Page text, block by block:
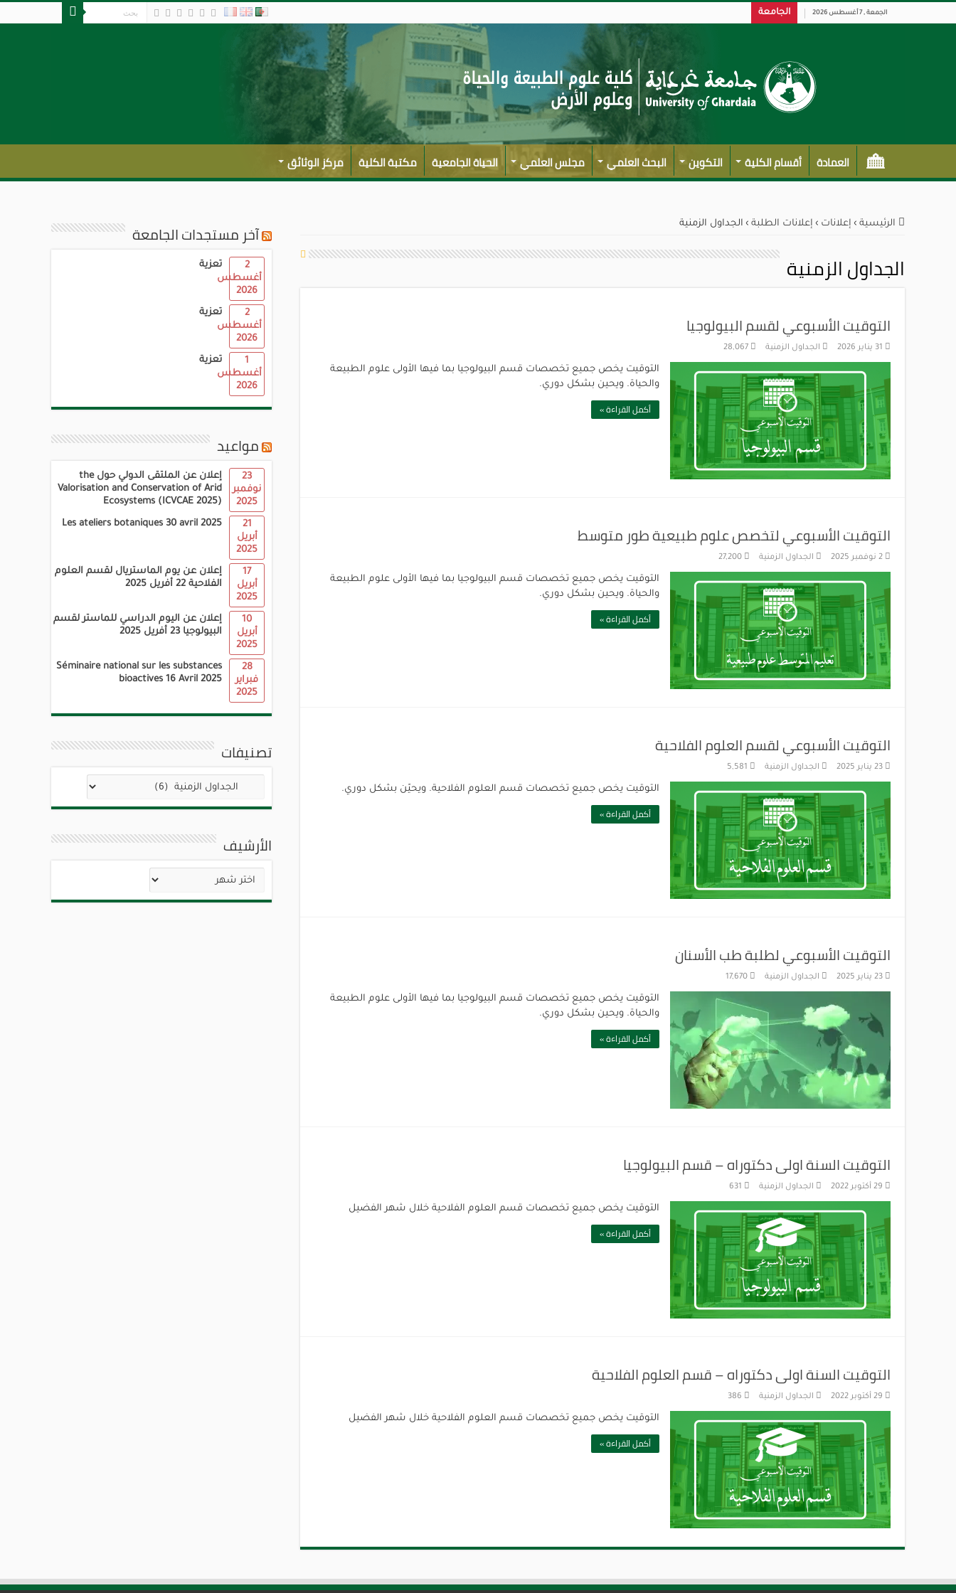
الجمعة , 7 أغسطس 2026 الجامعة
العمادة أقسام الكلية التكوين البحث العلمي مجلس العلمي الحياة الجامعية مكتبة الكلية مركز الوثائق
الرئيسية › إعلانات › إعلانات الطلبة › الجداول الزمنية
الجداول الزمنية
التوقيت الأسبوعي لقسم البيولوجيا
31 يناير 2026 الجداول الزمنية 28,067
التوقيت يخص جميع تخصصات قسم البيولوجيا بما فيها الأولى علوم الطبيعة
والحياة. ويحين بشكل دوري.
أكمل القراءة »
التوقيت الأسبوعي لتخصص علوم طبيعية طور متوسط
2 نوفمبر 2025 الجداول الزمنية 27,200
التوقيت يخص جميع تخصصات قسم البيولوجيا بما فيها الأولى علوم الطبيعة
والحياة. ويحين بشكل دوري.
أكمل القراءة »
التوقيت الأسبوعي لقسم العلوم الفلاحية
23 يناير 2025 الجداول الزمنية 5,581
التوقيت يخص جميع تخصصات قسم العلوم الفلاحية. ويحيّن بشكل دوري.
أكمل القراءة »
التوقيت الأسبوعي لطلبة طب الأسنان
23 يناير 2025 الجداول الزمنية 17,670
التوقيت يخص جميع تخصصات قسم البيولوجيا بما فيها الأولى علوم الطبيعة
والحياة. ويحين بشكل دوري.
أكمل القراءة »
التوقيت السنة اولى دكتوراه – قسم البيولوجيا
29 أكتوبر 2022 الجداول الزمنية 631
التوقيت يخص جميع تخصصات قسم العلوم الفلاحية خلال شهر الفضيل
أكمل القراءة »
التوقيت السنة اولى دكتوراه – قسم العلوم الفلاحية
29 أكتوبر 2022 الجداول الزمنية 386
التوقيت يخص جميع تخصصات قسم العلوم الفلاحية خلال شهر الفضيل
أكمل القراءة »
آخر مستجدات الجامعة
تعزية
2
أغسطس
2026
تعزية
2
أغسطس
2026
تعزية
1
أغسطس
2026
مواعيد
إعلان عن الملتقى الدولي حول the
Valorisation and Conservation of Arid
Ecosystems (ICVCAE 2025)
23
نوفمبر
2025
Les ateliers botaniques 30 avril 2025
21
أبريل
2025
إعلان عن يوم الماستريال لقسم العلوم
الفلاحية 22 أفريل 2025
17
أبريل
2025
إعلان عن اليوم الدراسي للماستر لقسم
البيولوجيا 23 أفريل 2025
10
أبريل
2025
Séminaire national sur les substances
bioactives 16 Avril 2025
28
فبراير
2025
تصنيفات
تصنيفات
الأرشيف
الأرشيف